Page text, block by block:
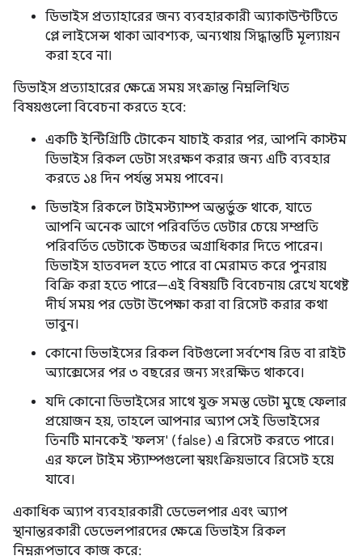
ডিভাইস প্রত্যাহারের জন্য ব্যবহারকারী অ্যাকাউন্টটিতে
প্লে লাইসেন্স থাকা আবশ্যক, অন্যথায় সিদ্ধান্তটি মূল্যায়ন
করা হবে না।
ডিভাইস প্রত্যাহারের ক্ষেত্রে সময় সংক্রান্ত নিম্নলিখিত
বিষয়গুলো বিবেচনা করতে হবে:
একটি ইন্টিগ্রিটি টোকেন যাচাই করার পর, আপনি কাস্টম
ডিভাইস রিকল ডেটা সংরক্ষণ করার জন্য এটি ব্যবহার
করতে ১৪ দিন পর্যন্ত সময় পাবেন।
ডিভাইস রিকলে টাইমস্ট্যাম্প অন্তর্ভুক্ত থাকে, যাতে
আপনি অনেক আগে পরিবর্তিত ডেটার চেয়ে সম্প্রতি
পরিবর্তিত ডেটাকে উচ্চতর অগ্রাধিকার দিতে পারেন।
ডিভাইস হাতবদল হতে পারে বা মেরামত করে পুনরায়
বিক্রি করা হতে পারে—এই বিষয়টি বিবেচনায় রেখে যথেষ্ট
দীর্ঘ সময় পর ডেটা উপেক্ষা করা বা রিসেট করার কথা
ভাবুন।
কোনো ডিভাইসের রিকল বিটগুলো সর্বশেষ রিড বা রাইট
অ্যাক্সেসের পর ৩ বছরের জন্য সংরক্ষিত থাকবে।
যদি কোনো ডিভাইসের সাথে যুক্ত সমস্ত ডেটা মুছে ফেলার
প্রয়োজন হয়, তাহলে আপনার অ্যাপ সেই ডিভাইসের
তিনটি মানকেই 'ফলস' (false) এ রিসেট করতে পারে।
এর ফলে টাইম স্ট্যাম্পগুলো স্বয়ংক্রিয়ভাবে রিসেট হয়ে
যাবে।
একাধিক অ্যাপ ব্যবহারকারী ডেভেলপার এবং অ্যাপ
স্থানান্তরকারী ডেভেলপারদের ক্ষেত্রে ডিভাইস রিকল
নিম্নরূপভাবে কাজ করে: